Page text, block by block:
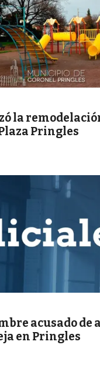
la
Pringles
acusado de
en Pringles